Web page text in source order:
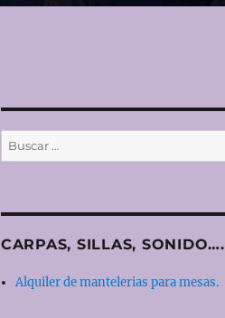
Buscar
por:
CARPAS, SILLAS, SONIDO….
Alquiler de mantelerias para mesas.